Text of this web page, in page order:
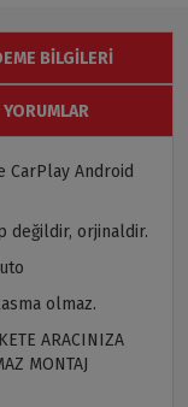
BILGILERI
YORUMLAR
CarPlay Android
değildir, orjinaldir.
olmaz.
ARACINIZA
MONTAJ